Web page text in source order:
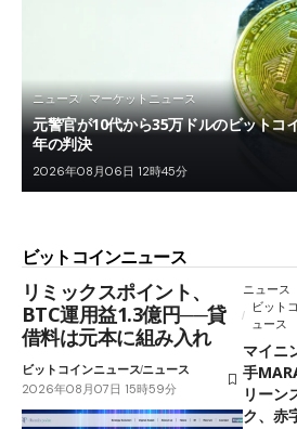
ニュース マーケットニュース
元警官が10代から35万ドルのビットコ
年の判決
2026年08月06日 12時45分
ビットコインニュース
リミックスポイント、
BTC運用益1.3億円──貸
借料は元本に組み入れ
ビットコインニュースニュース
2026年08月07日 15時59分
ニュース
ビット
ュース
マイニ
手
リーン
ク、赤